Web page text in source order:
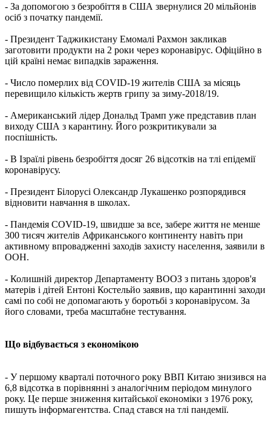
- За допомогою з безробіття в США звернулися 20 мільйонів
осіб з початку пандемії.
- Президент Таджикистану Емомалі Рахмон закликав
заготовити продукти на 2 роки через коронавірус. Офіційно в
цій країні немає випадків зараження.
- Число померлих від COVID-19 жителів США за місяць
перевищило кількість жертв грипу за зиму-2018/19.
- Американський лідер Дональд Трамп уже представив план
виходу США з карантину. Його розкритикували за
поспішність.
- В Ізраїлі рівень безробіття досяг 26 відсотків на тлі епідемії
коронавірусу.
- Президент Білорусі Олександр Лукашенко розпорядився
відновити навчання в школах.
- Пандемія COVID-19, швидше за все, забере життя не менше
300 тисяч жителів Африканського континенту навіть при
активному впровадженні заходів захисту населення, заявили в
ООН.
- Колишній директор Департаменту ВООЗ з питань здоров'я
матерів і дітей Ентоні Костельйо заявив, що карантинні заходи
самі по собі не допомагають у боротьбі з коронавірусом. За
його словами, треба масштабне тестування.
Що відбувається з економікою
- У першому кварталі поточного року ВВП Китаю знизився на
6,8 відсотка в порівнянні з аналогічним періодом минулого
року. Це перше зниження китайської економіки з 1976 року,
пишуть інформагентства. Спад стався на тлі пандемії.